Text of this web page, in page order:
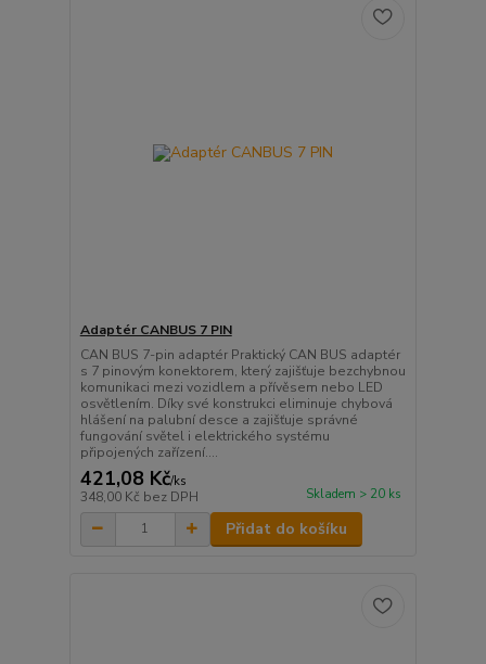
Adaptér CANBUS 7 PIN
CAN BUS 7-pin adaptér Praktický CAN BUS adaptér
s 7 pinovým konektorem, který zajišťuje bezchybnou
komunikaci mezi vozidlem a přívěsem nebo LED
osvětlením. Díky své konstrukci eliminuje chybová
hlášení na palubní desce a zajišťuje správné
fungování světel i elektrického systému
připojených zařízení....
421,08 Kč/ks
348,00 Kč bez DPH Skladem > 20 ks
Přidat do košíku